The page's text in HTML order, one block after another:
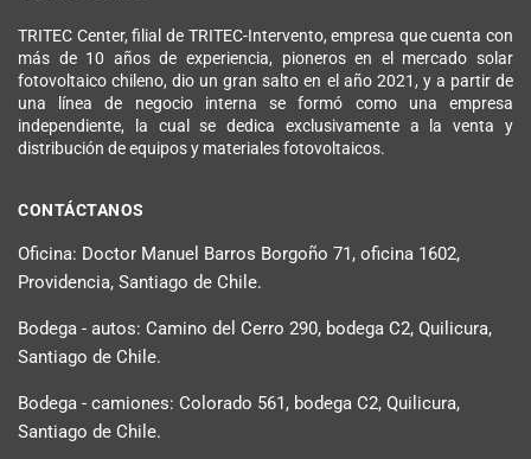
TRITEC Center, filial de TRITEC-Intervento, empresa que cuenta con
más de 10 años de experiencia, pioneros en el mercado solar
fotovoltaico chileno, dio un gran salto en el año 2021, y a partir de
una línea de negocio interna se formó como una empresa
independiente, la cual se dedica exclusivamente a la venta y
distribución de equipos y materiales fotovoltaicos.
CONTÁCTANOS
Oficina: Doctor Manuel Barros Borgoño 71, oficina 1602,
Providencia, Santiago de Chile.
Bodega - autos: Camino del Cerro 290, bodega C2, Quilicura,
Santiago de Chile.
Bodega - camiones: Colorado 561, bodega C2, Quilicura,
Santiago de Chile.